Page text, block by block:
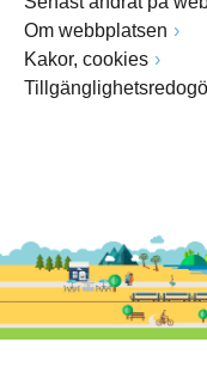
Om webbplatsen
Kakor, cookies